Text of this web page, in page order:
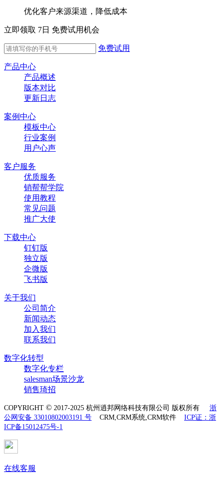
优化客户来源渠道，降低成本
立即领取 7日 免费试用机会
免费试用
产品中心
产品概述
版本对比
更新日志
案例中心
模板中心
行业案例
用户心声
客户服务
优质服务
销帮帮学院
使用教程
常见问题
推广大使
下载中心
钉钉版
独立版
企微版
飞书版
关于我们
公司简介
新闻动态
加入我们
联系我们
数字化转型
数字化专栏
salesman场景沙龙
销售琦招
COPYRIGHT © 2017-2025 杭州逍邦网络科技有限公司 版权所有 浙
公网安备 33010802003191 号 CRM,CRM系统,CRM软件 ICP证：浙
ICP备15012475号-1
在线客服